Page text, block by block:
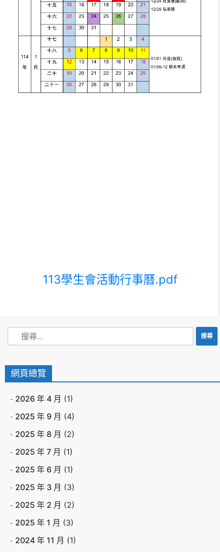
113學生會活動行事曆.pdf
網頁總覽
2026 年 4 月 (1)
2025 年 9 月 (4)
2025 年 8 月 (2)
2025 年 7 月 (1)
2025 年 6 月 (1)
2025 年 3 月 (3)
2025 年 2 月 (2)
2025 年 1 月 (3)
2024 年 11 月 (1)